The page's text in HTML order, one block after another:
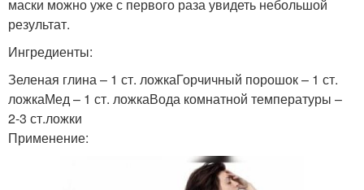
маски можно уже с первого раза увидеть небольшой
результат.
Ингредиенты:
Зеленая глина – 1 ст. ложкаГорчичный порошок – 1 ст.
ложкаМед – 1 ст. ложкаВода комнатной температуры –
2-3 ст.ложки
Применение: